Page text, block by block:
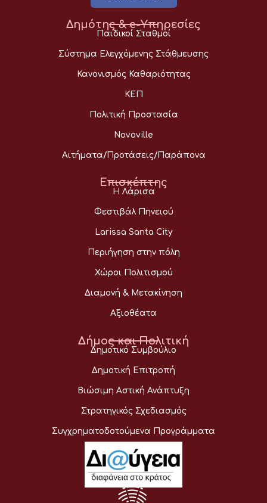
Δημότης & e-Υπηρεσίες
Παιδικοί Σταθμοί
Σύστημα Ελεγχόμενης Στάθμευσης
Κανονισμός Καθαριότητας
ΚΕΠ
Πολιτική Προστασία
Novoville
Αιτήματα/Προτάσεις/Παράπονα
Επισκέπτης
Η Λάρισα
Φεστιβάλ Πηνειού
Larissa Santa City
Περιήγηση στην πόλη
Χώροι Πολιτισμού
Διαμονή & Μετακίνηση
Αξιοθέατα
Δήμος και Πολιτική
Δημοτικό Συμβούλιο
Δημοτική Επιτροπή
Βιώσιμη Αστική Ανάπτυξη
Στρατηγικός Σχεδιασμός
Συγχρηματοδοτούμενα Προγράμματα